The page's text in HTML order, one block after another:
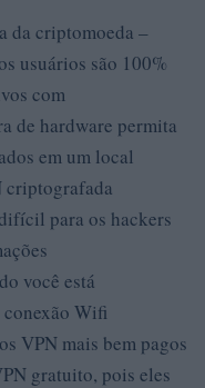
da criptomoeda –
usuários são 100%
com
de hardware permita
em um local
criptografada
para os hackers
você está
Wifi
VPN mais bem pagos
gratuito, pois eles